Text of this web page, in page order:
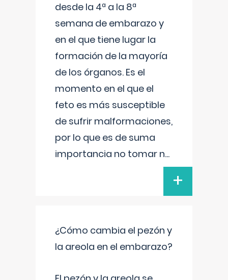
desde la 4ª a la 8ª
semana de embarazo y
en el que tiene lugar la
formación de la mayoría
de los órganos. Es el
momento en el que el
feto es más susceptible
de sufrir malformaciones,
por lo que es de suma
importancia no tomar n...
+
¿Cómo cambia el pezón y
la areola en el embarazo?